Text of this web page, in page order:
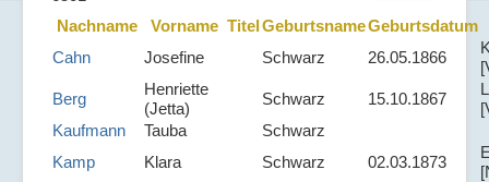
Nachname
Vorname TitelGeburtsnameGeburtsdatum
Cahn
Josefine Schwarz 26.05.1866
Berg
Henriette
(Jetta)
Schwarz 15.10.1867
Kaufmann
Tauba
Schwarz
Kamp
Klara Schwarz 02.03.1873